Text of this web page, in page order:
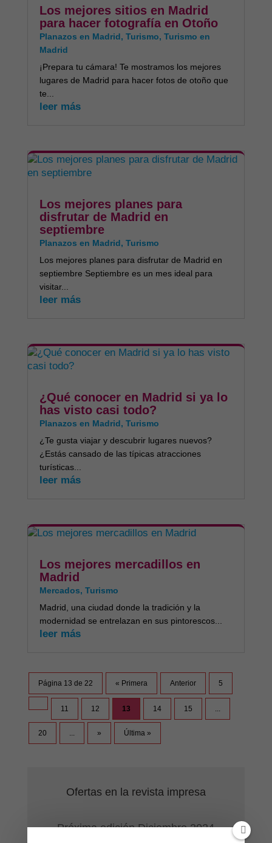
Los mejores sitios en Madrid
para hacer fotografía en Otoño
Planazos en Madrid, Turismo, Turismo en
Madrid
¡Prepara tu cámara! Te mostramos los mejores
lugares de Madrid para hacer fotos de otoño que
te...
leer más
Los mejores planes para
disfrutar de Madrid en
septiembre
Planazos en Madrid, Turismo
Los mejores planes para disfrutar de Madrid en
septiembre Septiembre es un mes ideal para
visitar...
leer más
¿Qué conocer en Madrid si ya lo
has visto casi todo?
Planazos en Madrid, Turismo
¿Te gusta viajar y descubrir lugares nuevos?
¿Estás cansado de las típicas atracciones
turísticas...
leer más
Los mejores mercadillos en
Madrid
Mercados, Turismo
Madrid, una ciudad donde la tradición y la
modernidad se entrelazan en sus pintorescos...
leer más
Página 13 de 22 « Primera Anterior 5
11 12 13 14 15 ...
20 ... » Última »
Ofertas en la revista impresa
Próxima edición Diciembre 2024